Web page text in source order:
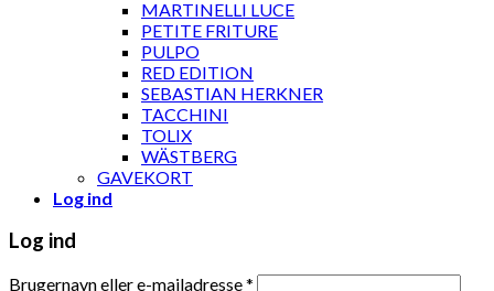
MARTINELLI LUCE
PETITE FRITURE
PULPO
RED EDITION
SEBASTIAN HERKNER
TACCHINI
TOLIX
WÄSTBERG
GAVEKORT
Log ind
Log ind
Brugernavn eller e-mailadresse*